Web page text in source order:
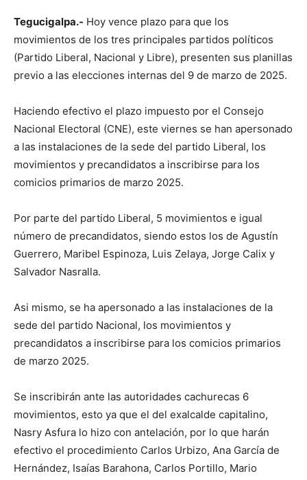
Tegucigalpa.- Hoy vence plazo para que los
movimientos de los tres principales partidos políticos
(Partido Liberal, Nacional y Libre), presenten sus planillas
previo a las elecciones internas del 9 de marzo de 2025.
Haciendo efectivo el plazo impuesto por el Consejo
Nacional Electoral (CNE), este viernes se han apersonado
a las instalaciones de la sede del partido Liberal, los
movimientos y precandidatos a inscribirse para los
comicios primarios de marzo 2025.
Por parte del partido Liberal, 5 movimientos e igual
número de precandidatos, siendo estos los de Agustín
Guerrero, Maribel Espinoza, Luis Zelaya, Jorge Calix y
Salvador Nasralla.
Asi mismo, se ha apersonado a las instalaciones de la
sede del partido Nacional, los movimientos y
precandidatos a inscribirse para los comicios primarios
de marzo 2025.
Se inscribirán ante las autoridades cachurecas 6
movimientos, esto ya que el del exalcalde capitalino,
Nasry Asfura lo hizo con antelación, por lo que harán
efectivo el procedimiento Carlos Urbizo, Ana García de
Hernández, Isaías Barahona, Carlos Portillo, Mario